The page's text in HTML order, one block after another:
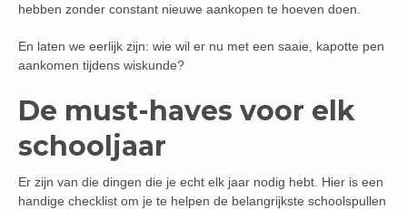
hebben zonder constant nieuwe aankopen te hoeven doen.
En laten we eerlijk zijn: wie wil er nu met een saaie, kapotte pen
aankomen tijdens wiskunde?
De must-haves voor elk
schooljaar
Er zijn van die dingen die je echt elk jaar nodig hebt. Hier is een
handige checklist om je te helpen de belangrijkste schoolspullen